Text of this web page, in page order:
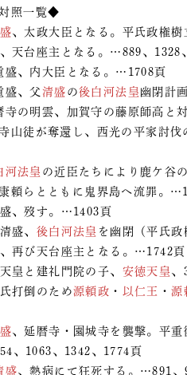
照一覧◆
、太政大臣となる。平氏政権
台座主となる。…889、1328
、内大臣となる。…1708頁
、父 清盛 の後白河法皇 幽閉計
の明雲、加賀守の藤原師高と
山徒が奪還し、西光の平家討
河法皇 の近臣たちにより鹿ケ谷
頼らとともに鬼界島へ流罪。
、歿す。…1403頁
盛、 後白河法皇 を幽閉（平氏
再び天台座主となる。…1742頁
と建礼門院の子、 安徳天皇 、
打倒のため源頼政 ・ 以仁王 ・源
、延暦寺・園城寺を襲撃。平
、1063、1342、1774頁
盛、熱病にて狂死する。…891、